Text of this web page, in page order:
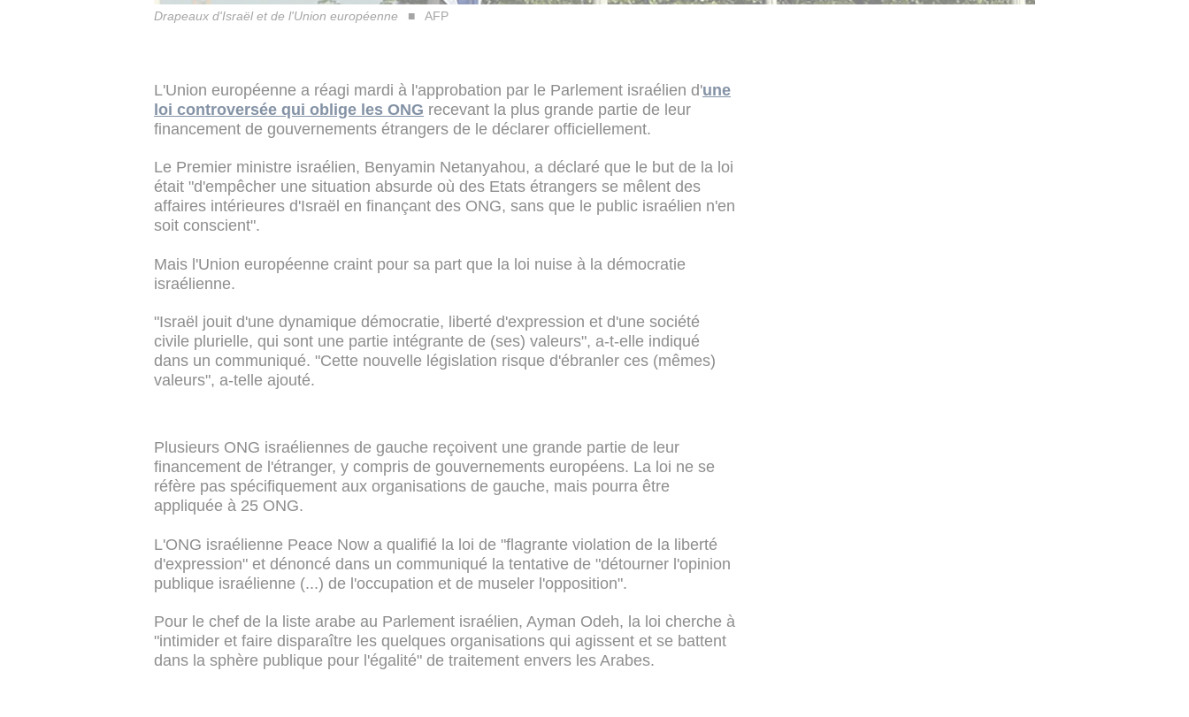
Drapeaux d'Israël et de l'Union européenne AFP
L'Union européenne a réagi mardi à l'approbation par le Parlement israélien d'une
loi controversée qui oblige les ONG recevant la plus grande partie de leur
financement de gouvernements étrangers de le déclarer officiellement.
Le Premier ministre israélien, Benyamin Netanyahou, a déclaré que le but de la loi
était "d'empêcher une situation absurde où des Etats étrangers se mêlent des
affaires intérieures d'Israël en finançant des ONG, sans que le public israélien n'en
soit conscient".
Mais l'Union européenne craint pour sa part que la loi nuise à la démocratie
israélienne.
"Israël jouit d'une dynamique démocratie, liberté d'expression et d'une société
civile plurielle, qui sont une partie intégrante de (ses) valeurs", a-t-elle indiqué
dans un communiqué. "Cette nouvelle législation risque d'ébranler ces (mêmes)
valeurs", a-telle ajouté.
Plusieurs ONG israéliennes de gauche reçoivent une grande partie de leur
financement de l'étranger, y compris de gouvernements européens. La loi ne se
réfère pas spécifiquement aux organisations de gauche, mais pourra être
appliquée à 25 ONG.
L'ONG israélienne Peace Now a qualifié la loi de "flagrante violation de la liberté
d'expression" et dénoncé dans un communiqué la tentative de "détourner l'opinion
publique israélienne (...) de l'occupation et de museler l'opposition".
Pour le chef de la liste arabe au Parlement israélien, Ayman Odeh, la loi cherche à
"intimider et faire disparaître les quelques organisations qui agissent et se battent
dans la sphère publique pour l'égalité" de traitement envers les Arabes.